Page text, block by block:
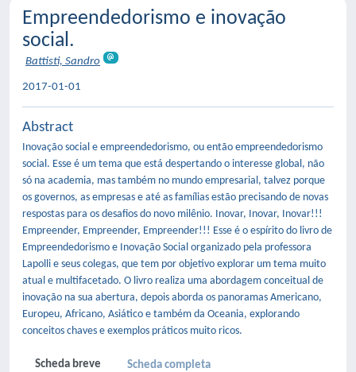
Empreendedorismo e inovação
social.
Battisti, Sandro
2017-01-01
Abstract
Inovação social e empreendedorismo, ou então empreendedorismo
social. Esse é um tema que está despertando o interesse global, não
só na academia, mas também no mundo empresarial, talvez porque
os governos, as empresas e até as famílias estão precisando de novas
respostas para os desafios do novo milênio. Inovar, Inovar, Inovar!!!
Empreender, Empreender, Empreender!!! Esse é o espírito do livro de
Empreendedorismo e Inovação Social organizado pela professora
Lapolli e seus colegas, que tem por objetivo explorar um tema muito
atual e multifacetado. O livro realiza uma abordagem conceitual de
inovação na sua abertura, depois aborda os panoramas Americano,
Europeu, Africano, Asiático e também da Oceania, explorando
conceitos chaves e exemplos práticos muito ricos.
Scheda breve Scheda completa